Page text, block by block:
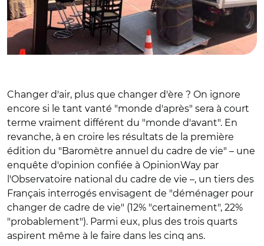
Changer d'air, plus que changer d'ère ? On ignore
encore si le tant vanté "monde d'après" sera à court
terme vraiment différent du "monde d'avant". En
revanche, à en croire les résultats de la première
édition du "Baromètre annuel du cadre de vie" – une
enquête d'opinion confiée à OpinionWay par
l'Observatoire national du cadre de vie –, un tiers des
Français interrogés envisagent de "déménager pour
changer de cadre de vie" (12% "certainement", 22%
"probablement"). Parmi eux, plus des trois quarts
aspirent même à le faire dans les cinq ans.